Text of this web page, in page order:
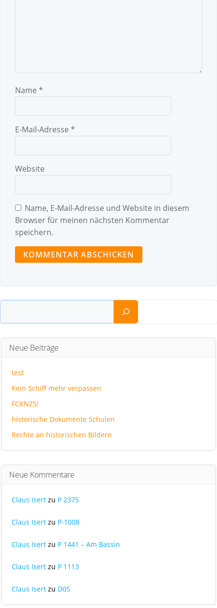
Name *
E-Mail-Adresse *
Website
Name, E-Mail-Adresse und Website in diesem
Browser für meinen nächsten Kommentar
speichern.
Suchen
Neue Beiträge
test
Kein Schiff mehr verpassen
FCKNZS!
historische Dokumente Schulen
Rechte an historischen Bildern
Neue Kommentare
Claus Isert zu P 2375
Claus Isert zu P-1008
Claus Isert zu P 1441 – Am Bassin
Claus Isert zu P 1113
Claus Isert zu D05